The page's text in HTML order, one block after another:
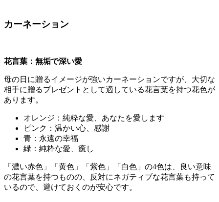
カーネーション
花言葉：無垢で深い愛
母の日に贈るイメージが強いカーネーションですが、大切な
相手に贈るプレゼントとして適している花言葉を持つ花色が
あります。
オレンジ：純粋な愛、あなたを愛します
ピンク：温かい心、感謝
青：永遠の幸福
緑：純粋な愛、癒し
「濃い赤色」「黄色」「紫色」「白色」の4色は、良い意味
の花言葉を持つものの、反対にネガティブな花言葉も持って
いるので、避けておくのが安心です。